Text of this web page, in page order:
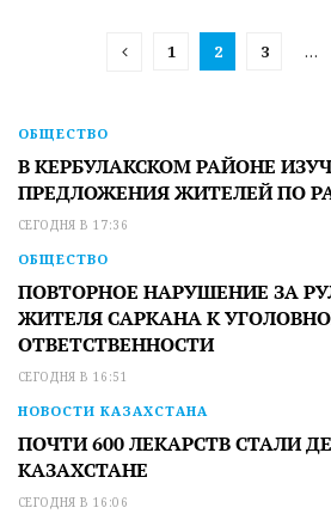
1 2 3 …
ОБЩЕСТВО
В КЕРБУЛАКСКОМ РАЙОНЕ
ПРЕДЛОЖЕНИЯ ЖИТЕЛЕЙ ПО
СЕГОДНЯ В 17:36
ОБЩЕСТВО
ПОВТОРНОЕ НАРУШЕНИЕ ЗА
ЖИТЕЛЯ САРКАНА К
ОТВЕТСТВЕННОСТИ
СЕГОДНЯ В 16:51
НОВОСТИ КАЗАХСТАНА
ПОЧТИ 600 ЛЕКАРСТВ СТАЛИ
КАЗАХСТАНЕ
СЕГОДНЯ В 16:06